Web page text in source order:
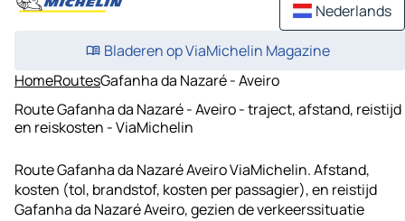
Nederlands
Bladeren op ViaMichelin Magazine
HomeRoutesGafanha da Nazaré - Aveiro
Route Gafanha da Nazaré - Aveiro - traject, afstand, reistijd
en reiskosten - ViaMichelin
Route Gafanha da Nazaré Aveiro ViaMichelin. Afstand,
kosten (tol, brandstof, kosten per passagier), en reistijd
Gafanha da Nazaré Aveiro, gezien de verkeerssituatie